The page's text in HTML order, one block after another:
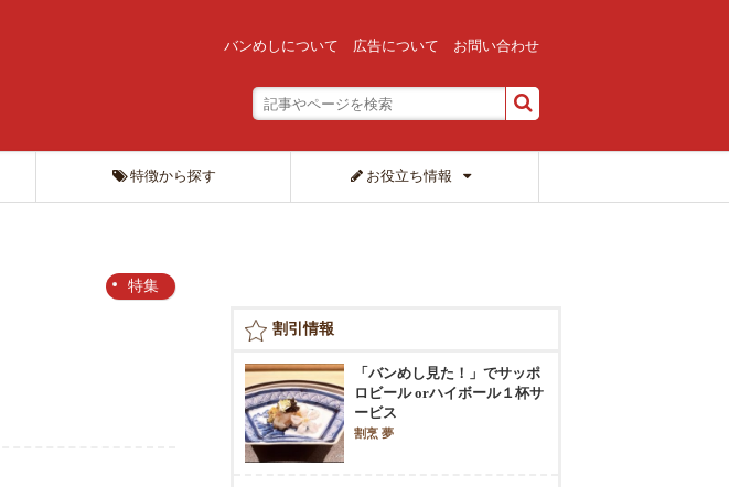
バンめしについて 広告について お問い合わせ
特徴から探す お役立ち情報
特集
割引情報
「バンめし見た！」でサッポ
ロビール orハイボール１杯サ
ービス
割烹 夢